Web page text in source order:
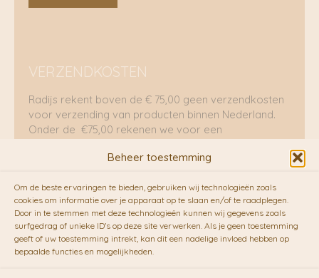
Beheer toestemming
Om de beste ervaringen te bieden, gebruiken wij technologieën zoals
cookies om informatie over je apparaat op te slaan en/of te raadplegen.
Door in te stemmen met deze technologieën kunnen wij gegevens zoals
surfgedrag of unieke ID's op deze site verwerken. Als je geen toestemming
geeft of uw toestemming intrekt, kan dit een nadelige invloed hebben op
bepaalde functies en mogelijkheden.
VERZENDKOSTEN
Radijs rekent boven de € 75,00 geen verzendkosten
voor verzending van producten binnen Nederland.
Onder de €75,00 rekenen we voor een
RADIJS werkt samen met de duurzame bezorgdienst
vanFietskoeriers.nl. Pakketten (mits voorradig) voor
10.00 uur besteld op een doordeweekse dag,
bezorgen zij soms nog op dezelfde dag in de
avonduren! Brievenbuspakjes de volgende dag. En